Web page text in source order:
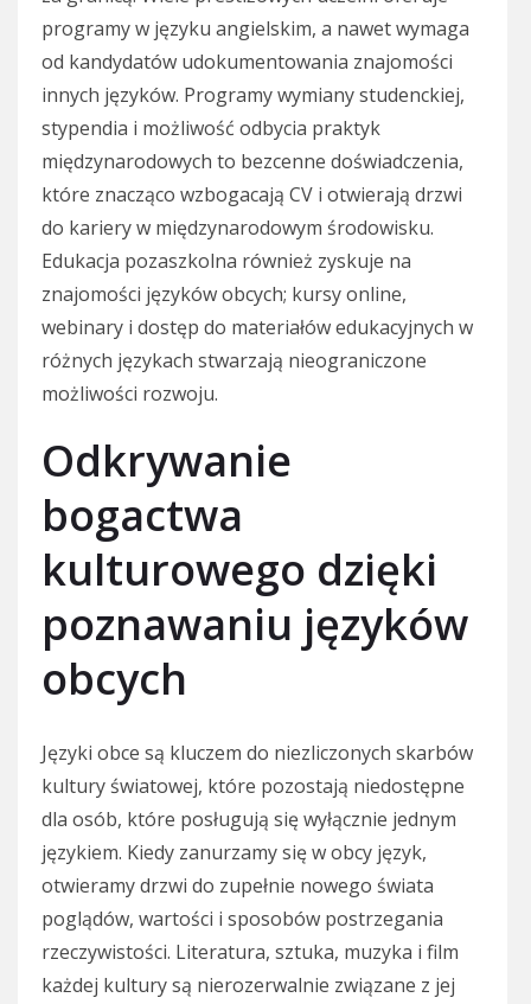
programy w języku angielskim, a nawet wymaga
od kandydatów udokumentowania znajomości
innych języków. Programy wymiany studenckiej,
stypendia i możliwość odbycia praktyk
międzynarodowych to bezcenne doświadczenia,
które znacząco wzbogacają CV i otwierają drzwi
do kariery w międzynarodowym środowisku.
Edukacja pozaszkolna również zyskuje na
znajomości języków obcych; kursy online,
webinary i dostęp do materiałów edukacyjnych w
różnych językach stwarzają nieograniczone
możliwości rozwoju.
Odkrywanie
bogactwa
kulturowego dzięki
poznawaniu języków
obcych
Języki obce są kluczem do niezliczonych skarbów
kultury światowej, które pozostają niedostępne
dla osób, które posługują się wyłącznie jednym
językiem. Kiedy zanurzamy się w obcy język,
otwieramy drzwi do zupełnie nowego świata
poglądów, wartości i sposobów postrzegania
rzeczywistości. Literatura, sztuka, muzyka i film
każdej kultury są nierozerwalnie związane z jej